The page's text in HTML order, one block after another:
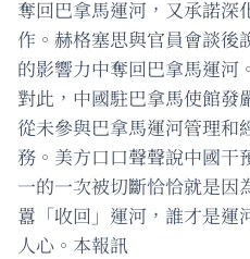
奪回巴拿馬運河，又承諾深
作。赫格塞思與官員會談後
的影響力中奪回巴拿馬運河
對此，中國駐巴拿馬使館發
從未參與巴拿馬運河管理和
務。美方口口聲聲說中國干
一的一次被切斷恰恰就是因
囂「收回」運河，誰才是運
人心。本報訊